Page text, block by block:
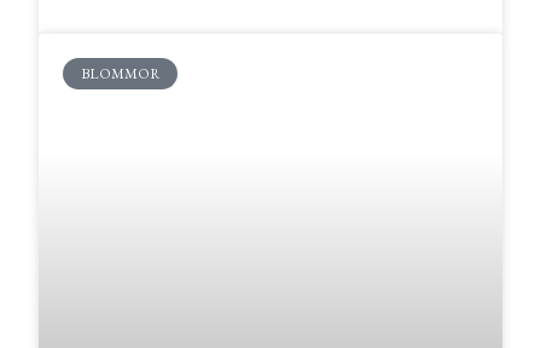
BLOMMOR